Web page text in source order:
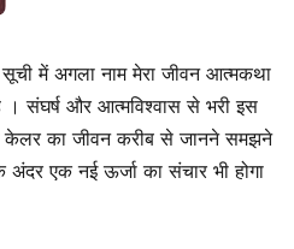
में अगला नाम मेरा जीवन आत्मकथा
संघर्ष और आत्मविश्वास से भरी इस
का जीवन करीब से जानने समझने
एक नई ऊर्जा का संचार भी होगा